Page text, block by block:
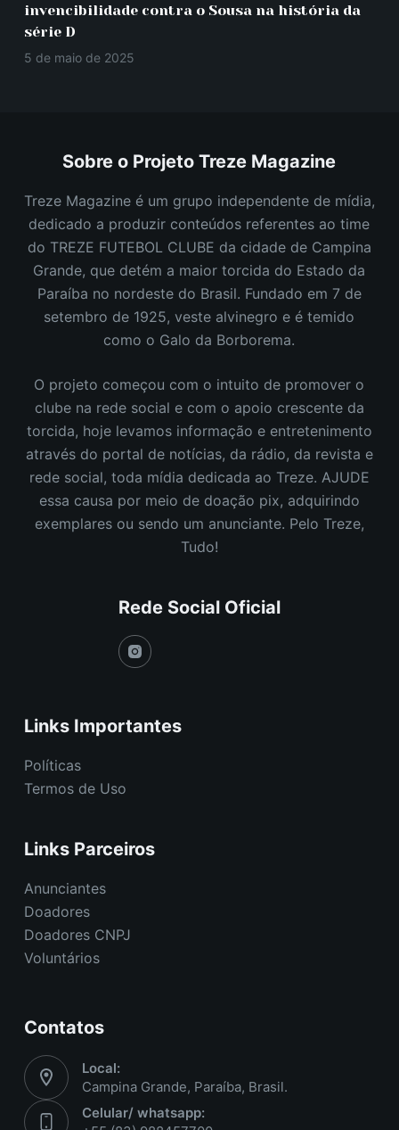
invencibilidade contra o Sousa na história da
série D
5 de maio de 2025
Sobre o Projeto Treze Magazine
Treze Magazine é um grupo independente de mídia,
dedicado a produzir conteúdos referentes ao time
do TREZE FUTEBOL CLUBE da cidade de Campina
Grande, que detém a maior torcida do Estado da
Paraíba no nordeste do Brasil. Fundado em 7 de
setembro de 1925, veste alvinegro e é temido
como o Galo da Borborema.
O projeto começou com o intuito de promover o
clube na rede social e com o apoio crescente da
torcida, hoje levamos informação e entretenimento
através do portal de notícias, da rádio, da revista e
rede social, toda mídia dedicada ao Treze. AJUDE
essa causa por meio de doação pix, adquirindo
exemplares ou sendo um anunciante. Pelo Treze,
Tudo!
Rede Social Oficial
Links Importantes
Políticas
Termos de Uso
Links Parceiros
Anunciantes
Doadores
Doadores CNPJ
Voluntários
Contatos
Local:
Campina Grande, Paraíba, Brasil.
Celular/ whatsapp: